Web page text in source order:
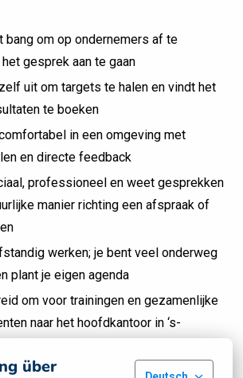
über
bang om op ondernemers af te
gesprek aan te gaan
uit om targets te halen en vindt het
te boeken
in een omgeving met
en directe feedback
professioneel en weet gesprekken
manier richting een afspraak of
werken; je bent veel onderweg
plant je eigen agenda
om voor trainingen en gezamenlijke
naar het hoofdkantoor in ‘s-
en weet oprechte, duurzame